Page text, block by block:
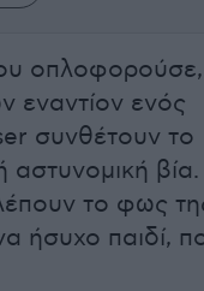
εναντίον ενός
συνθέτουν το
αστυνομική
το φως
ήσυχο παιδί,